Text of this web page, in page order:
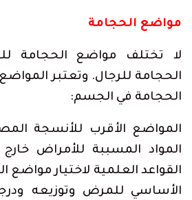
مواضع الحجامة
لا تختلف مواضع الحجامة
الحجامة للرجال. وتعتبر
الحجامة في الجسم:
المواضع الأقرب للأنسجة
المواد المسببة للأمراض
القواعد العلمية لاختيار مواضع
الأساسي للمرض وتوزيعه ودرجة